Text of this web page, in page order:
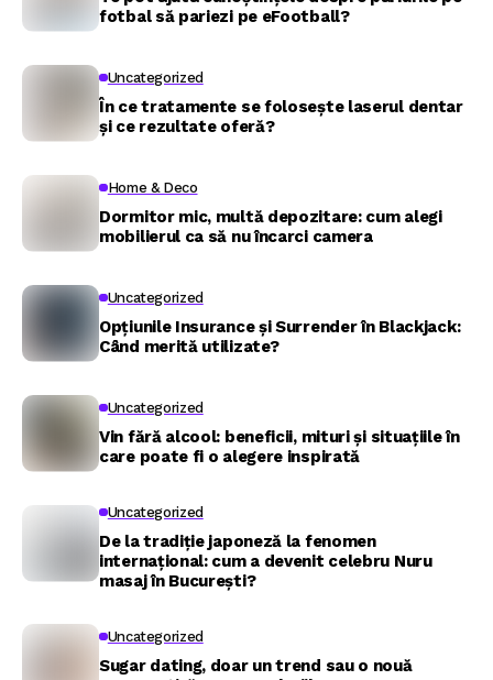
fotbal să pariezi pe eFootball?
Uncategorized
În ce tratamente se folosește laserul dentar
și ce rezultate oferă?
Home & Deco
Dormitor mic, multă depozitare: cum alegi
mobilierul ca să nu încarci camera
Uncategorized
Opțiunile Insurance și Surrender în Blackjack:
Când merită utilizate?
Uncategorized
Vin fără alcool: beneficii, mituri și situațiile în
care poate fi o alegere inspirată
Uncategorized
De la tradiție japoneză la fenomen
internațional: cum a devenit celebru Nuru
masaj în București?
Uncategorized
Sugar dating, doar un trend sau o nouă